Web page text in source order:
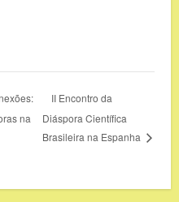
na
II Encontro da
Diáspora Científica
Brasileira na Espanha